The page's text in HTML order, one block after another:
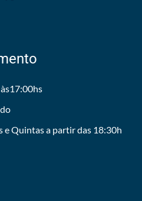
e Quintas a partir das 18:30h